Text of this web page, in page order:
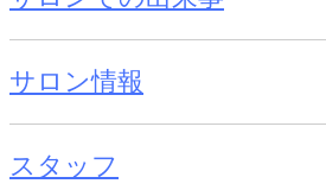
サロン情報
スタッフ